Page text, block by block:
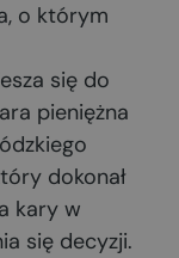
o którym
się do
pieniężna
dokonał
kary w
się decyzji.